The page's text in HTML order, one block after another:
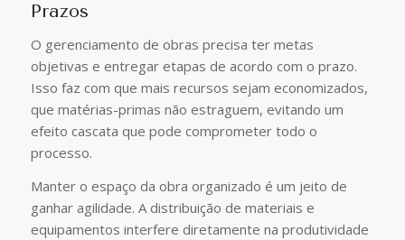
Prazos
O gerenciamento de obras precisa ter metas
objetivas e entregar etapas de acordo com o prazo.
Isso faz com que mais recursos sejam economizados,
que matérias-primas não estraguem, evitando um
efeito cascata que pode comprometer todo o
processo.
Manter o espaço da obra organizado é um jeito de
ganhar agilidade. A distribuição de materiais e
equipamentos interfere diretamente na produtividade